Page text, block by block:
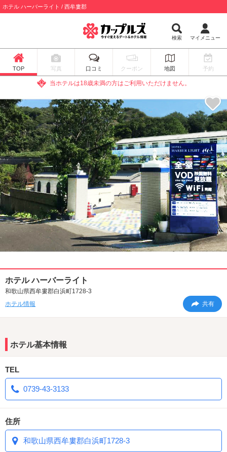
ホテル ハーバーライト / 西牟婁郡
検索 マイメニュー
TOP 写真 口コミ クーポン 地図 予約
当ホテルは18歳未満の方はご利用いただけません。
ホテル ハーバーライト
和歌山県西牟婁郡白浜町1728-3
ホテル情報
共有
ホテル基本情報
TEL
0739-43-3133
住所
和歌山県西牟婁郡白浜町1728-3